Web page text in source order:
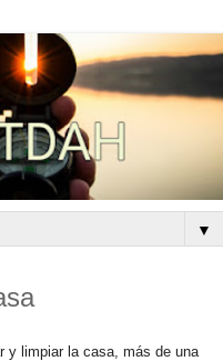
▼
y limpiar la casa, más de una